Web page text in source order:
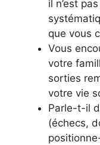
il n’est
que vous
Vous
votre
sorties
votre vie
Parle-t-il
(échecs,